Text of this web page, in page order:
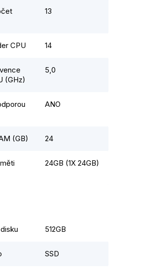
13
CPU 14
(GHz)
5,0
ANO
(GB) 24
24GB (1X 24GB)
512GB
SSD